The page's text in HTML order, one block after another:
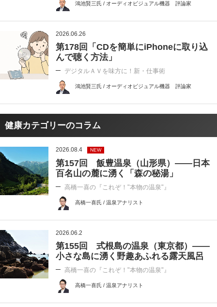
鴻池賢三氏 / オーディオビジュアル機器 評論家
2026.06.26
第178回「CDを簡単にiPhoneに取り込
んで聴く方法」
デジタルＡＶを味方に！新・仕事術
鴻池賢三氏 / オーディオビジュアル機器 評論家
健康カテゴリーのコラム
2026.08.4 NEW
第157回 飯豊温泉（山形県）――日本
百名山の麓に湧く「森の秘湯」
高橋一喜の『これぞ！"本物の温泉"』
高橋一喜氏 / 温泉アナリスト
2026.06.2
第155回 式根島の温泉（東京都）――
小さな島に湧く野趣あふれる露天風呂
高橋一喜の『これぞ！"本物の温泉"』
高橋一喜氏 / 温泉アナリスト